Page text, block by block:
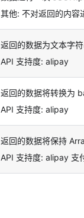
其他: 不对返回的内
返回的数据为文本字
API 支持度: alipay
返回的数据将转换为
API 支持度: alipay
返回的数据将保持
API 支持度: alipay 支